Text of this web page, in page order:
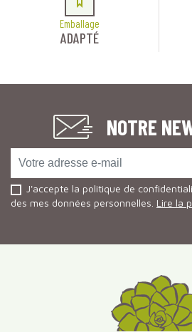
Emballage
ADAPTÉ
NOTRE
J'accepte la politique de
des mes données personnelles. Lire la